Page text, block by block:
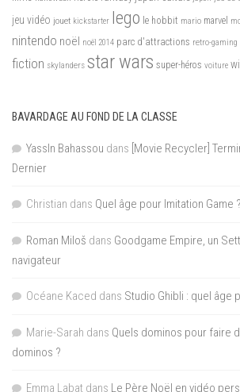
jeu vidéo jouet kickstarter lego le hobbit mario marvel
nintendo noël noël 2014 parc d'attractions retro-gaming
fiction skylanders star wars super-héros voiture
BAVARDAGE AU FOND DE LA CLASSE
YassIn Bahassou dans [Movie Recycler]
Dernier
Christian dans Quel âge pour Imitation Game ?
Roman Miloš dans Goodgame Empire, un
navigateur
Océane Kaced dans Studio Ghibli : quel âge
Marie-Sarah dans Quels dominos pour faire
dominos ?
Emma Labat dans Le Père Noël en vidéo